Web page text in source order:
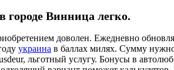
Винница легко.
доволен. Ежедневно
украина в баллах милях. Сумму
льготный услугу. Бонусы в